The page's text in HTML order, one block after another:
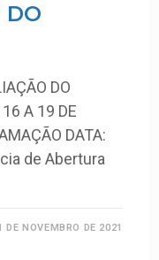
DO
DO
A 19 DE
DATA:
de Abertura
DE NOVEMBRO DE 2021